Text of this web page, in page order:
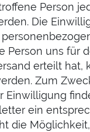
Person
Die
Person uns für
erteilt hat,
Zum
Einwilligung
ein
die